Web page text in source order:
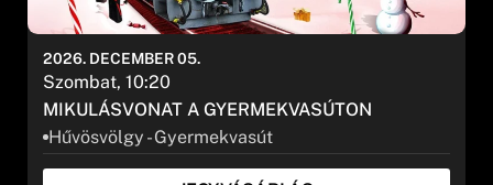
MIKULÁSVONAT A GYERMEKVASÚTON
Hűvösvölgy - Gyermekvasút
2026. DECEMBER 05.
Szombat, 10:20